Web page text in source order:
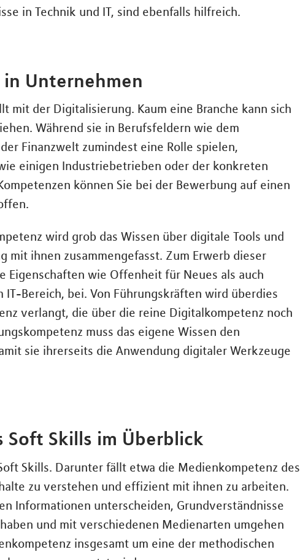
in Technik und IT, sind ebenfalls hilfreich.
Unternehmen
der Digitalisierung. Kaum eine Branche kann sich
Während sie in Berufsfeldern wie dem
Finanzwelt zumindest eine Rolle spielen,
einigen Industriebetrieben oder der konkreten
können Sie bei der Bewerbung auf einen
wird grob das Wissen über digitale Tools und
mit ihnen zusammengefasst. Zum Erwerb dieser
Eigenschaften wie Offenheit für Neues als auch
IT-Bereich, bei. Von Führungskräften wird überdies
verlangt, die über die reine Digitalkompetenz noch
muss das eigene Wissen den
sie ihrerseits die Anwendung digitaler Werkzeuge
Skills im Überblick
Skills. Darunter fällt etwa die Medienkompetenz des
zu verstehen und effizient mit ihnen zu arbeiten.
Informationen unterscheiden, Grundverständnisse
und mit verschiedenen Medienarten umgehen
insgesamt um eine der methodischen